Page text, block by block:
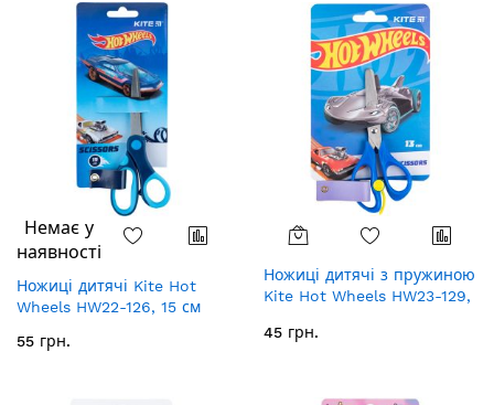
Немає у
наявності
Ножиці дитячі Kite Hot
Wheels HW22-126, 15 см
55 грн.
Ножиці дитячі з пружиною
Kite Hot Wheels HW23-129,
45 грн.